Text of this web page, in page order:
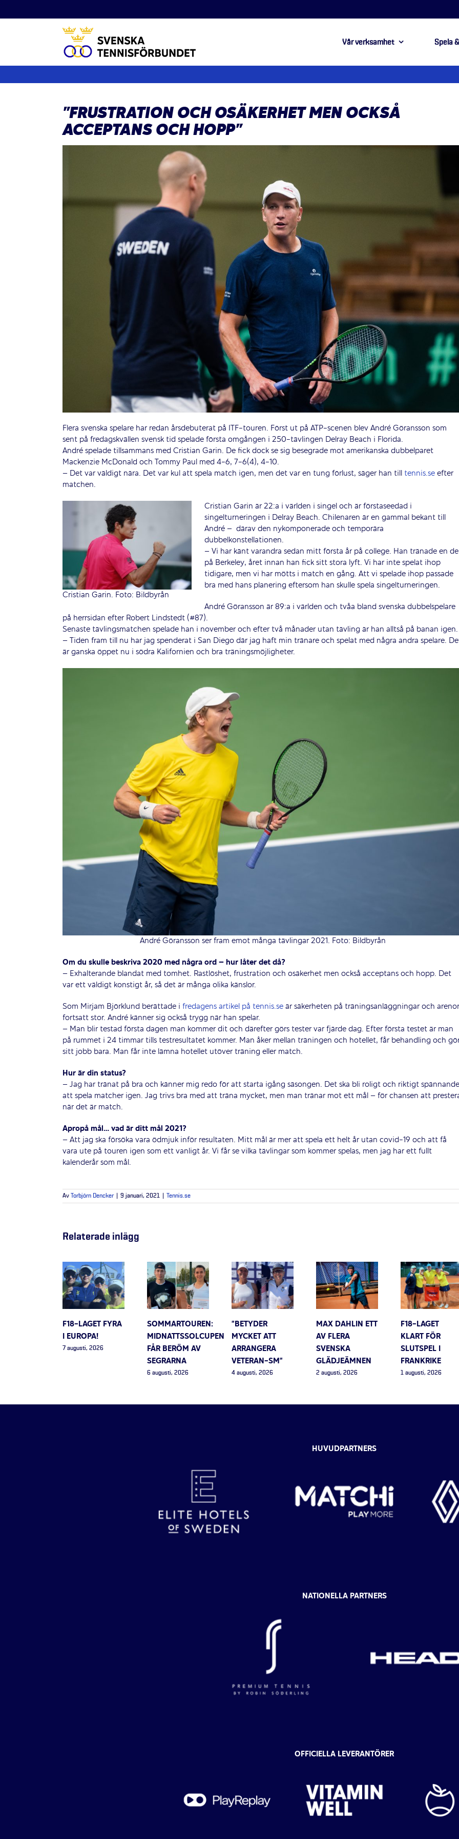
till
Vår verksamhet Spela
”FRUSTRATION OCH OSÄKERHET MEN OCKSÅ
ACCEPTANS OCH HOPP”
Flera svenska spelare har redan årsdebuterat på ITF-touren. Först ut på ATP-scenen blev André Göransson som
sent på fredagskvällen svensk tid spelade första omgången i 250-tävlingen Delray Beach i Florida.
André spelade tillsammans med Cristian Garin. De fick dock se sig besegrade mot amerikanska dubbelparet
Mackenzie McDonald och Tommy Paul med 4-6, 7-6(4), 4-10.
– Det var väldigt nära. Det var kul att spela match igen, men det var en tung förlust, säger han tilltennis.seefter
matchen.
Cristian Garin. Foto: Bildbyrån
Cristian Garin är 22:a i världen i singel och är förstaseedad i
singelturneringen i Delray Beach. Chilenaren är en gammal bekant till
André – därav den nykomponerade och temporära
dubbelkonstellationen.
– Vi har känt varandra sedan mitt första år på college. Han tränade en
på Berkeley, året innan han fick sitt stora lyft. Vi har inte spelat ihop
tidigare, men vi har mötts i match en gång. Att vi spelade ihop passade
bra med hans planering eftersom han skulle spela singelturneringen.
André Göransson är 89:a i världen och tvåa bland svenska dubbelspelare
på herrsidan efter Robert Lindstedt (#87).
Senaste tävlingsmatchen spelade han i november och efter två månader utan tävling är han alltså på banan igen.
– Tiden fram till nu har jag spenderat i San Diego där jag haft min tränare och spelat med några andra spelare.
är ganska öppet nu i södra Kalifornien och bra träningsmöjligheter.
André Göransson ser fram emot många tävlingar 2021. Foto: Bildbyrån
Om du skulle beskriva 2020 med några ord – hur låter det då?
– Exhalterande blandat med tomhet. Rastlöshet, frustration och osäkerhet men också acceptans och hopp. Det
var ett väldigt konstigt år, så det är många olika känslor.
Som Mirjam Björklund berättade i fredagens artikel på tennis.seär säkerheten på träningsanläggningar och arenor
fortsatt stor. André känner sig också trygg när han spelar.
– Man blir testad första dagen man kommer dit och därefter görs tester var fjärde dag. Efter första testet är man
på rummet i 24 timmar tills testresultatet kommer. Man åker mellan träningen och hotellet, får behandling och
sitt jobb bara. Man får inte lämna hotellet utöver träning eller match.
Hur är din status?
– Jag har tränat på bra och känner mig redo för att starta igång säsongen. Det ska bli roligt och riktigt spännande
att spela matcher igen. Jag trivs bra med att träna mycket, men man tränar mot ett mål – för chansen att
när det är match.
Apropå mål… vad är ditt mål 2021?
– Att jag ska försöka vara ödmjuk inför resultaten. Mitt mål är mer att spela ett helt år utan covid-19 och att få
vara ute på touren igen som ett vanligt år. Vi får se vilka tävlingar som kommer spelas, men jag har ett fullt
kalenderår som mål.
Av Torbjörn Dencker 9 januari, 2021 Tennis.se
Relaterade inlägg
F18-LAGET FYRA
I EUROPA!
7 augusti, 2026
SOMMARTOUREN:
MIDNATTSSOLCUPEN
FÅR BERÖM AV
SEGRARNA
6 augusti, 2026
”BETYDER
MYCKET ATT
ARRANGERA
VETERAN-SM”
4 augusti, 2026
MAX DAHLIN ETT
AV FLERA
SVENSKA
GLÄDJEÄMNEN
2 augusti, 2026
F18-LAGET
KLART FÖR
SLUTSPEL I
FRANKRIKE
1 augusti, 2026
HUVUDPARTNERS
NATIONELLA PARTNERS
OFFICIELLA LEVERANTÖRER